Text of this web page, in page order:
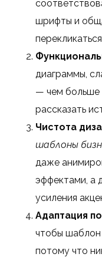
шрифты и
диаграммы,
— чем больше
рассказать
Чистота
шаблоны
даже
эффектами, а
усиления
Адаптация
чтобы шаблон
потому что